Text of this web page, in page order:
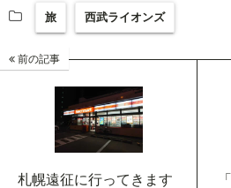
旅 西武ライオンズ
前の記事
札幌遠征に行ってきます